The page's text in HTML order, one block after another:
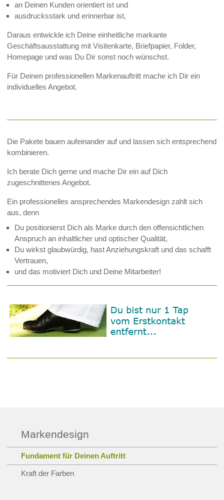
an Deinen Kunden orientiert ist und
ausdrucksstark und erinnerbar ist,
Daraus entwickle ich Deine einheitliche markante
Geschäftsausstattung mit Visitenkarte, Briefpapier, Folder,
Homepage und was Du Dir sonst noch wünschst.
Für Deinen professionellen Markenauftritt mache ich Dir ein
individuelles Angebot.
Die Pakete bauen aufeinander auf und lassen sich entsprechend
kombinieren.
Ich berate Dich gerne und mache Dir ein auf Dich
zugeschnittenes Angebot.
Ein professionelles ansprechendes Markendesign zahlt sich
aus, denn
Du positionierst Dich als Marke durch den offensichtlichen
Anspruch an inhaltlicher und optischer Qualität,
Du wirkst glaubwürdig, hast Anziehungskraft und das schafft
Vertrauen,
und das motiviert Dich und Deine Mitarbeiter!
Markendesign
Fundament für Deinen Auftritt
Kraft der Farben